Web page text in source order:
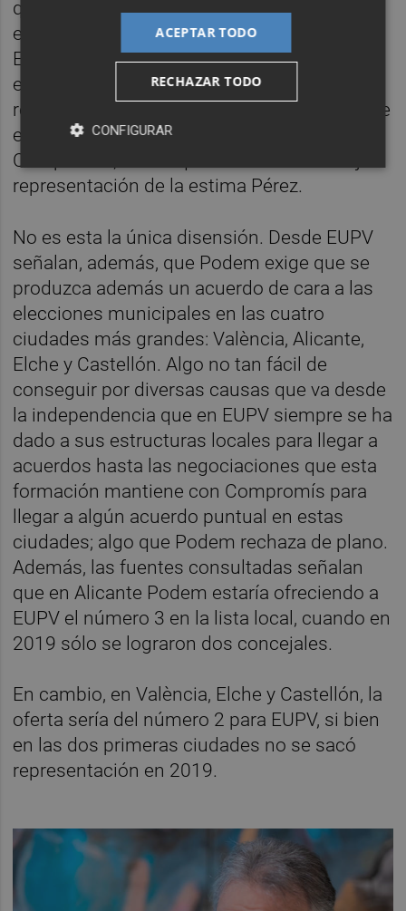
que el resultado en las urnas fuera de cinco
escaños, existiera un reparto del 60% a 40%.
En la otra orilla, desde Podem no comparten
esa visión y confían en un mucho mejor
resultado merced a un supuesto bocado que
esta alianza podría consumar frente a
Compromís, con lo que EUPV tendría mejor
representación de la estima Pérez.
No es esta la única disensión. Desde EUPV
señalan, además, que Podem exige que se
produzca además un acuerdo de cara a las
elecciones municipales en las cuatro
ciudades más grandes: València, Alicante,
Elche y Castellón. Algo no tan fácil de
conseguir por diversas causas que va desde
la independencia que en EUPV siempre se ha
dado a sus estructuras locales para llegar a
acuerdos hasta las negociaciones que esta
formación mantiene con Compromís para
llegar a algún acuerdo puntual en estas
ciudades; algo que Podem rechaza de plano.
Además, las fuentes consultadas señalan
que en Alicante Podem estaría ofreciendo a
EUPV el número 3 en la lista local, cuando en
2019 sólo se lograron dos concejales.
En cambio, en València, Elche y Castellón, la
oferta sería del número 2 para EUPV, si bien
en las dos primeras ciudades no se sacó
representación en 2019.
ACEPTAR TODO
RECHAZAR TODO
CONFIGURAR